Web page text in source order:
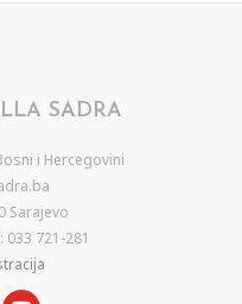
SADRA
i Hercegovini
Sarajevo
033 721-281